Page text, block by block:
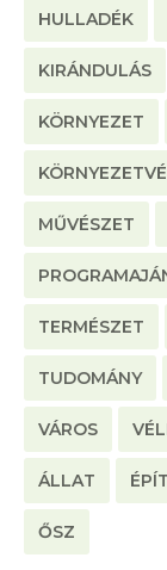
HULLADÉK
KIRÁNDULÁS
KÖRNYEZET
MŰVÉSZET
TERMÉSZET
TUDOMÁNY
VÁROS
ÁLLAT
ŐSZ